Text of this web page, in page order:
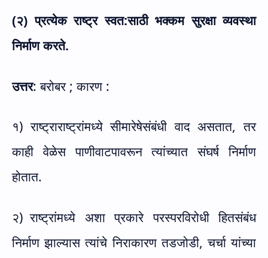
(२) प्रत्येक राष्ट्र स्वत:साठी भक्कम सुरक्षा व्यवस्था
निर्माण करते.
उत्तर: बरोबर ; कारण :
१) राष्ट्राराष्ट्रांमध्ये सीमारेषेसंबंधी वाद असतात,तर
काही वेळेस पाणीवाटपावरून त्यांच्यात संघर्ष निर्माण
होतात.
२) राष्ट्रांमध्ये अशा प्रकारे परस्परविरोधी हितसंबंध
निर्माण झाल्यास त्यांचे निराकारण तडजोडी,चर्चा यांच्या